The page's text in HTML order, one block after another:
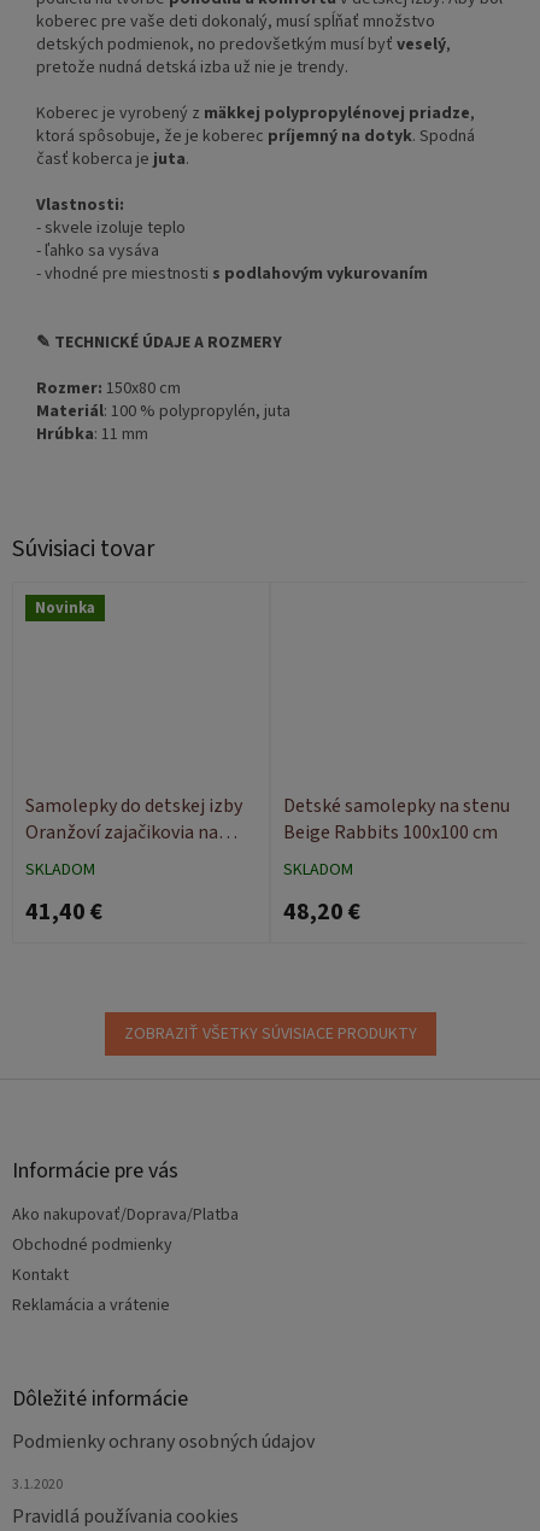
Súvisiaci tovar
Novinka
Samolepky do detskej izby
Oranžoví zajačikovia na
balónoch 100x50 + meter
SKLADOM
41,40 €
Detské samolepky na stenu
Beige Rabbits 100x100 cm
SKLADOM
48,20 €
ZOBRAZIŤ VŠETKY SÚVISIACE PRODUKTY
koberec pre vaše deti dokonalý, musí spĺňať množstvo
detských podmienok, no predovšetkým musí byť veselý,
pretože nudná detská izba už nie je trendy.
Koberec je vyrobený z mäkkej polypropylénovej priadze,
ktorá spôsobuje, že je koberec príjemný na dotyk. Spodná
časť koberca je juta.
Vlastnosti:
- skvele izoluje teplo
- ľahko sa vysáva
- vhodné pre miestnosti s podlahovým vykurovaním
✎ TECHNICKÉ ÚDAJE A ROZMERY
Rozmer: 150x80 cm
Materiál: 100 % polypropylén, juta
Hrúbka: 11 mm
Informácie pre vás
Ako nakupovať/Doprava/Platba
Obchodné podmienky
Kontakt
Reklamácia a vrátenie
Dôležité informácie
Podmienky ochrany osobných údajov
3.1.2020
Pravidlá používania cookies